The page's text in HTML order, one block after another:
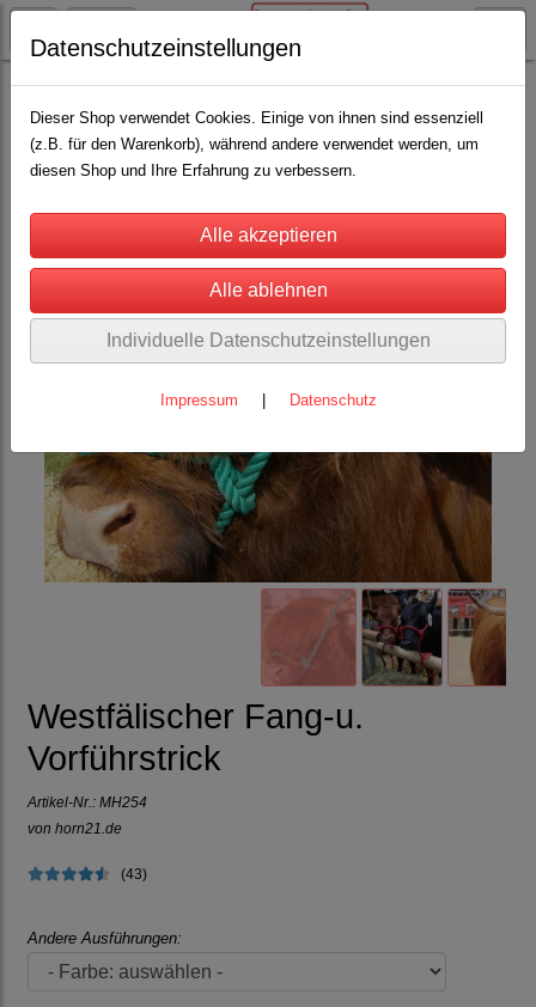
Stricke Führhalfter(6)
Westfälischer Fang-u.
Vorführstrick
Artikel-Nr.: MH254
von horn21.de
(43)
Andere Ausführungen:
Datenschutzeinstellungen
Dieser Shop verwendet Cookies. Einige von ihnen sind essenziell
(z.B. für den Warenkorb), während andere verwendet werden, um
diesen Shop und Ihre Erfahrung zu verbessern.
Individuelle Datenschutzeinstellungen
Impressum Datenschutz